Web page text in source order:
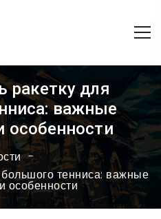
ракетку для
важные
особенности
тенниса: важные
особенности